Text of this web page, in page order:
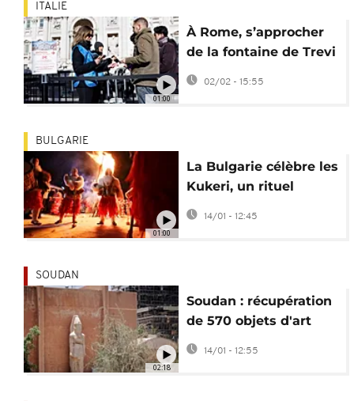
01:00
ITALIE
À Rome, s’approcher
de la fontaine de Trevi
coûte désormais 2 €
02/02 - 15:55
01:00
BULGARIE
La Bulgarie célèbre les
Kukeri, un rituel
ancestral au cœur de
l’hiver
14/01 - 12:45
02:18
SOUDAN
Soudan : récupération
de 570 objets d'art
pillés pendant la
14/01 - 12:55